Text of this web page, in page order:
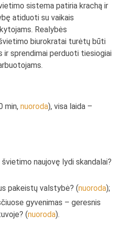
sistema patiria krachą ir
atiduoti su vaikais
Realybės
biurokratai turėtų būti
ir sprendimai perduoti tiesiogiai
min,nuoroda), visa laida –
naujovę lydi skandalai?
pakeistų valstybė? (nuoroda);
gyvenimas – geresnis
(nuoroda).